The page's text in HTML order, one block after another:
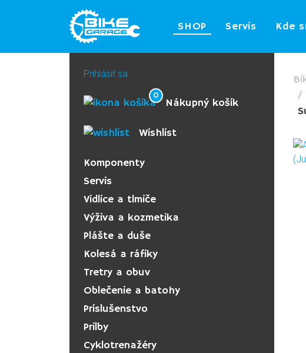
SHOP Servis Kde
Prihlásiť sa
0
Nákupný košík
Wishlist
Komponenty
Servis
Vidlice a tlmiče
Výživa a kozmetika
Plášte a duše
Kolesá a ráfiky
Tretry a obuv
Oblečenie a batohy
Príslušenstvo
Prilby
Cyklotrenažéry